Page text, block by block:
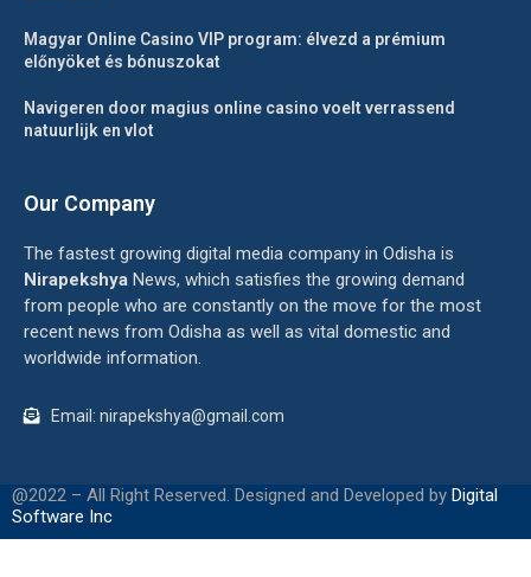
Magyar Online Casino VIP program: élvezd a prémium
előnyöket és bónuszokat
Navigeren door magius online casino voelt verrassend
natuurlijk en vlot
Our Company
The fastest growing digital media company in Odisha is
Nirapekshya News, which satisfies the growing demand
from people who are constantly on the move for the most
recent news from Odisha as well as vital domestic and
worldwide information.
Email: nirapekshya@gmail.com
@2022 – All Right Reserved. Designed and Developed by Digital
Software Inc